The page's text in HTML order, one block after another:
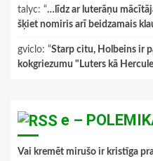
talyc: “…līdz ar luterāņu
šķiet nomiris arī beidzamais
gviclo: “Starp citu, Holbeins ir
kokgriezumu "Luters kā
e –
Vai kremēt mirušo ir kristīga